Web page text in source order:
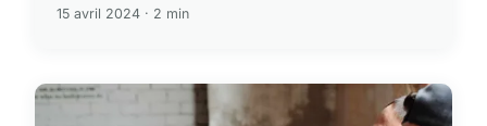
15 avril 2024 · 2 min